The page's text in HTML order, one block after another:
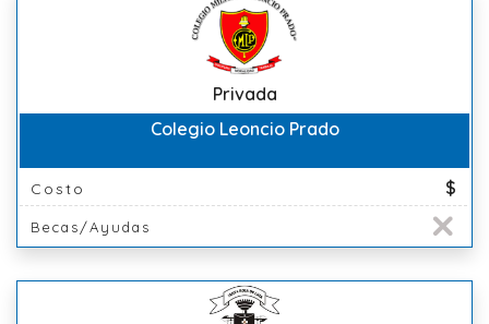
Privada
Colegio Leoncio Prado
Costo $
Becas/Ayudas